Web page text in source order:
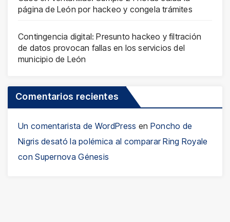
página de León por hackeo y congela trámites
Contingencia digital: Presunto hackeo y filtración
de datos provocan fallas en los servicios del
municipio de León
Comentarios recientes
Un comentarista de WordPress en Poncho de
Nigris desató la polémica al comparar Ring Royale
con Supernova Génesis